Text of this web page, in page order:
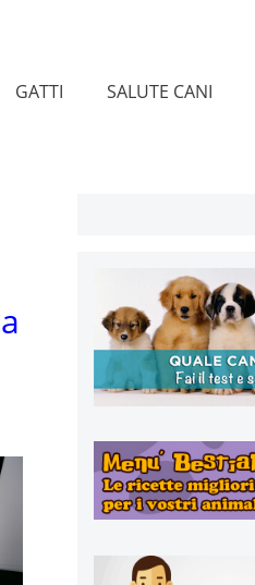
GATTI SALUTE CANI